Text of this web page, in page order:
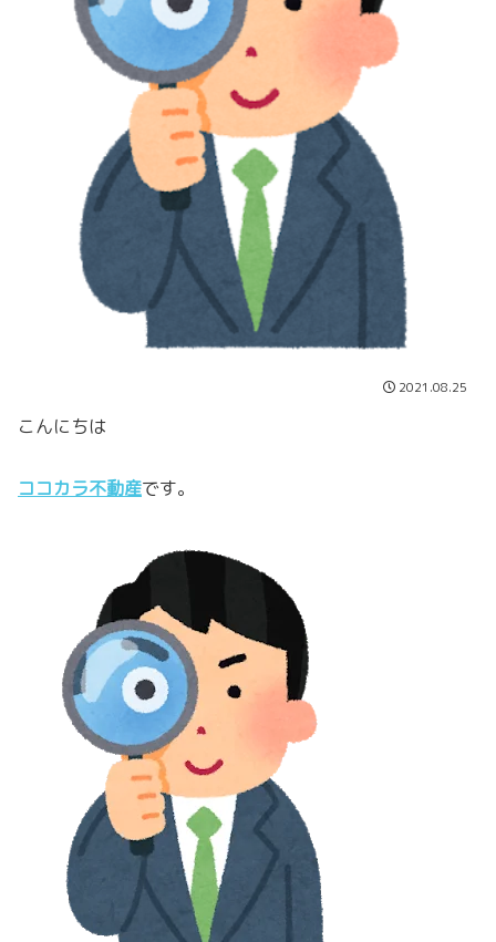
2021.08.25
こんにちは
ココカラ不動産です。